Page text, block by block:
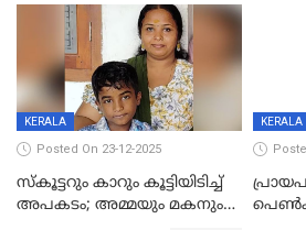
KERALA
Posted On 23-12-2025
സ്കൂട്ടറും കാറും കൂട്ടിയിടിച്ച്
അപകടം; അമ്മയും മകനും
KERALA